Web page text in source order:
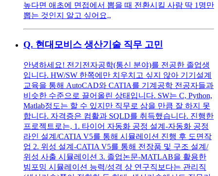
높다면 애초에 면접에서 뽑을 때 전환시킬 사람 딱 1명만
뽑는 것인지 알고 싶어요,,
Q. 현대모비스 생산기술 직무 고민
안녕하세요! 전기전자공학(통신 분야)를 전공한 졸업생
입니다. HW/SW 한쪽에만 치우치고 싶지 않아 기기설계
교육을 통해 AutoCAD와 CATIA를 기계공학 전공자들과
비슷한 수준으로 끌어올린 상태입니다. SW는 C, Python,
Matlab정도는 할 수 있지만 직무로 삼을 만큼 잘 하지 못
합니다. 자격증은 컴활과 SQLD를 취득했습니다. 진행한
프로젝트로는, 1. 타이어 자동화 공정 설계-자동화 공정
라인 설계/CATIA V5를 통해 시뮬레이션 진행 후 도면작
업 2. 위성 설계-CATIA V5를 통해 전장품 및 구조 설계/
위성 사출 시뮬레이션 3. 졸업논문-MATLAB을 활용한
빔포밍 시뮬레이션 능력/성격 상 연구직보다는 관리직